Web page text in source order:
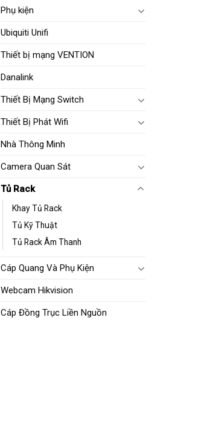
Phụ kiện
Ubiquiti Unifi
Thiết bị mạng VENTION
Danalink
Thiết Bị Mạng Switch
Thiết Bị Phát Wifi
Nhà Thông Minh
Camera Quan Sát
Tủ Rack
Khay Tủ Rack
Tủ Kỹ Thuật
Tủ Rack Âm Thanh
Cáp Quang Và Phụ Kiện
Webcam Hikvision
Cáp Đồng Trục Liền Nguồn